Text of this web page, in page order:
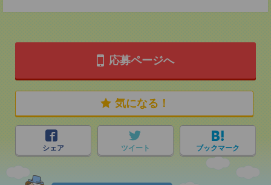
応募ページへ
気になる！
シェア ツイート ブックマーク